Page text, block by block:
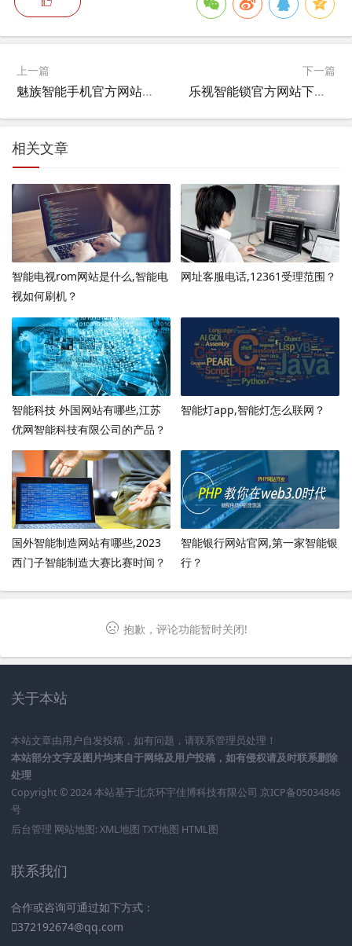
上一篇
魅族智能手机官方网站官网,魅族官方网站找回密码？
下一篇
乐视智能锁官方网站下载安装,乐视智能锁怎么用小程序？
相关文章
智能电视rom网站是什么,智能电
视如何刷机？
网址客服电话,12361受理范围？
智能科技 外国网站有哪些,江苏
优网智能科技有限公司的产品？
智能灯app,智能灯怎么联网？
国外智能制造网站有哪些,2023
西门子智能制造大赛比赛时间？
智能银行网站官网,第一家智能银
行？
抱歉，评论功能暂时关闭!
关于本站
本站文章由用户自发投稿，如有问题，请联系管理员处理！
本站部分文字及图片均来自于网络及用户投稿，如有侵权请及时联系删除
处理
Copyright © 2024 本站基于北京环宇佳博科技有限公司 京ICP备05034846
号
后台管理 网站地图: XML地图 TXT地图 HTML图
联系我们
合作或咨询可通过如下方式：
372192674@qq.com